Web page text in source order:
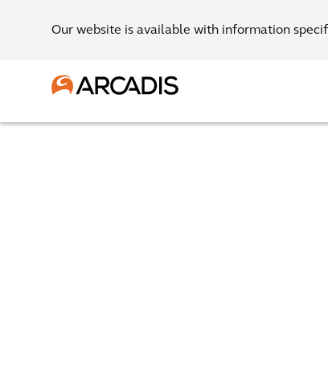
Our website is available with information